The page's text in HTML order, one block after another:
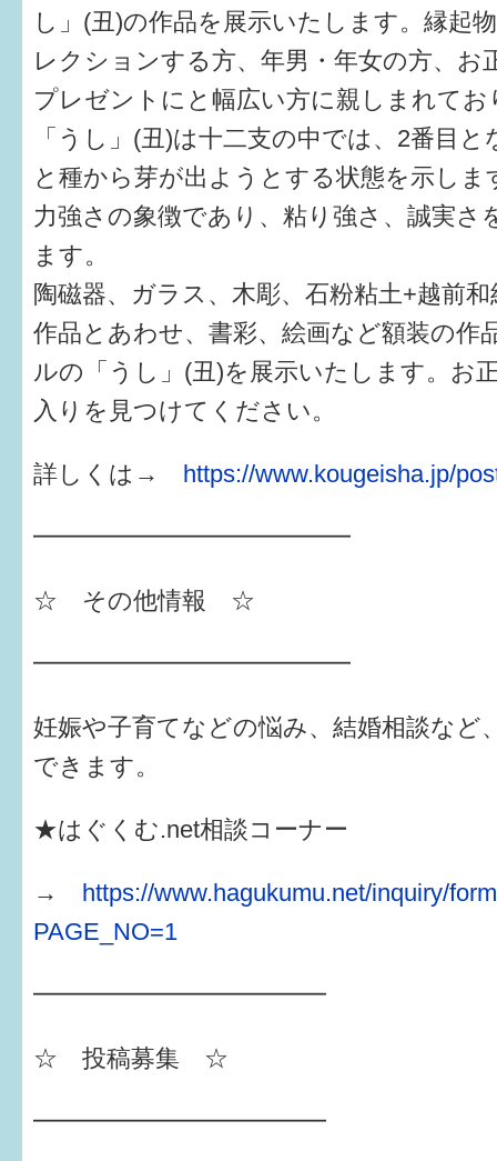
し」(丑)の作品を展示いたします。縁起
レクションする方、年男・年女の方、お
プレゼントにと幅広い方に親しまれてお
「うし」(丑)は十二支の中では、2番目
と種から芽が出ようとする状態を示しま
力強さの象徴であり、粘り強さ、誠実さ
ます。
陶磁器、ガラス、木彫、石粉粘土+越前
作品とあわせ、書彩、絵画など額装の作
ルの「うし」(丑)を展示いたします。お
入りを見つけてください。
詳しくは→ https://www.kougeisha.jp/
━━━━━━━━━━━━━
☆ その他情報 ☆
━━━━━━━━━━━━━
妊娠や子育てなどの悩み、結婚相談など
できます。
★はぐくむ.net相談コーナー
→ https://www.hagukumu.net/inquiry/
PAGE_NO=1
━━━━━━━━━━━━
☆ 投稿募集 ☆
━━━━━━━━━━━━